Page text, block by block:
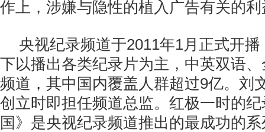
作上，涉嫌与隐性的植入广告有关的
央视纪录频道于2011年1月正式开
下以播出各类纪录片为主，中英双语
频道，其中国内覆盖人群超过9亿。刘
创立时即担任频道总监。红极一时的
国》是央视纪录频道推出的最成功的